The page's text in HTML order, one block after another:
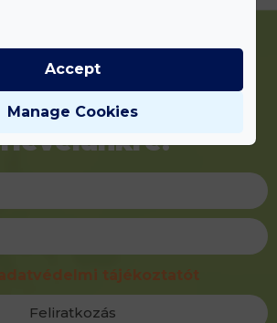
fel
adatvédelmi tájékoztatót
Feliratkozás
Manage Cookies
Accept